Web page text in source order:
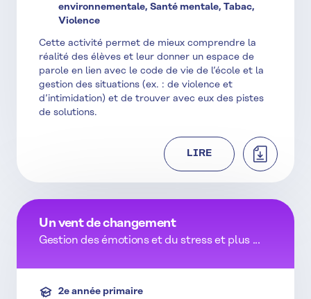
environnementale, Santé mentale, Tabac,
Violence
Cette activité permet de mieux comprendre la
réalité des élèves et leur donner un espace de
parole en lien avec le code de vie de l’école et la
gestion des situations (ex. : de violence et
d’intimidation) et de trouver avec eux des pistes
de solutions.
LIRE
Un vent de changement
Gestion des émotions et du stress et plus ...
2e année primaire